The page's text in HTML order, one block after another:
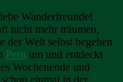
Wanderfreunde!
nicht mehr träumen,
der Welt selbst begehen
Peru um und entdeckt
Wochenende und